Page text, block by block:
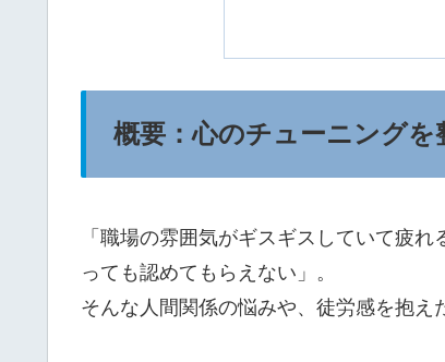
概要：心のチューニングを
「職場の雰囲気がギスギスしていて疲
っても認めてもらえない」。
そんな人間関係の悩みや、徒労感を抱え